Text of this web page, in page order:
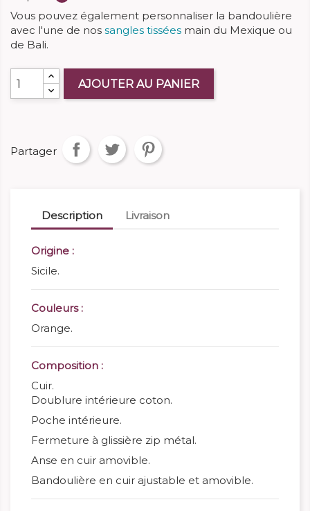
Vous pouvez également personnaliser la bandoulière
avec l'une de nos sangles tissées main du Mexique ou
de Bali.
AJOUTER AU PANIER
Partager
Description Livraison
Origine :
Sicile.
Couleurs :
Orange.
Composition :
Cuir.
Doublure intérieure coton.
Poche intérieure.
Fermeture à glissière zip métal.
Anse en cuir amovible.
Bandoulière en cuir ajustable et amovible.